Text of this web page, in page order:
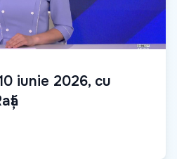
iunie 2026, cu